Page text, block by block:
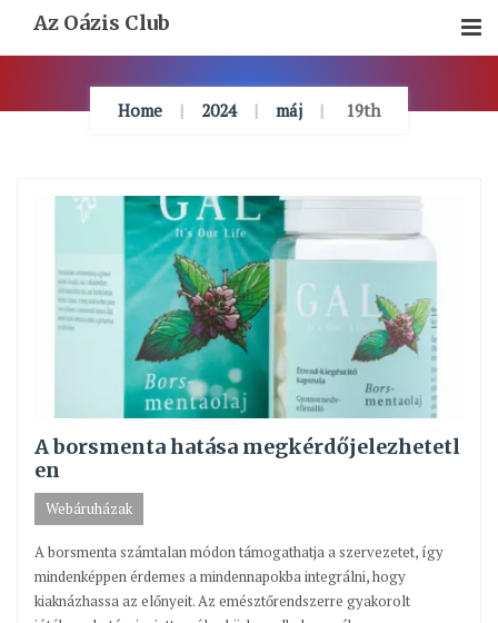
Content
Az Oázis Club
Home 2024 máj 19th
A borsmenta hatása megkérdőjelezhetetl
en
Webáruházak
A borsmenta számtalan módon támogathatja a szervezetet, így
mindenképpen érdemes a mindennapokba integrálni, hogy
kiaknázhassa az előnyeit. Az emésztőrendszerre gyakorolt